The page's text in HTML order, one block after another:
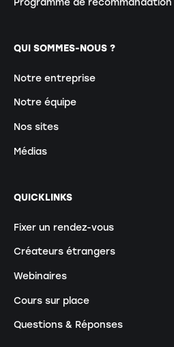
QUI SOMMES-NOUS ?
Notre entreprise
Notre équipe
Nos sites
Médias
QUICKLINKS
Fixer un rendez-vous
Créateurs étrangers
Webinaires
Cours sur place
Questions & Réponses